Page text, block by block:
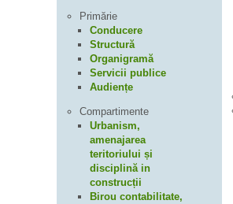
Primărie
Conducere
Structură
Organigramă
Servicii publice
Audiențe
Compartimente
Urbanism,
amenajarea
teritoriului și
disciplină in
construcții
Birou contabilitate,